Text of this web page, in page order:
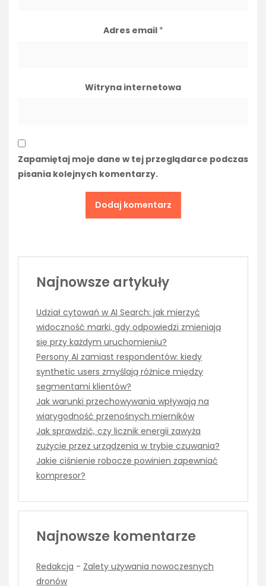
Adres email *
Witryna internetowa
Zapamiętaj moje dane w tej przeglądarce podczas
pisania kolejnych komentarzy.
Najnowsze artykuły
Udział cytowań w AI Search: jak mierzyć
widoczność marki, gdy odpowiedzi zmieniają
się przy każdym uruchomieniu?
Persony AI zamiast respondentów: kiedy
synthetic users zmyślają różnice między
segmentami klientów?
Jak warunki przechowywania wpływają na
wiarygodność przenośnych mierników
Jak sprawdzić, czy licznik energii zawyża
zużycie przez urządzenia w trybie czuwania?
Jakie ciśnienie robocze powinien zapewniać
kompresor?
Najnowsze komentarze
Redakcja - Zalety używania nowoczesnych
dronów